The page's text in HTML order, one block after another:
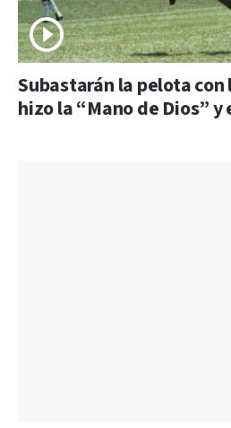
Subastarán la pelota con
hizo la “Mano de Dios” y